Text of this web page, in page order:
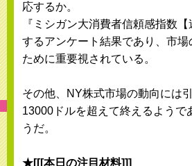
応するか。
『ミシガン大消費者信頼感指数
するアンケート結果であり、市
ために重要視されている。
その他、NY株式市場の動向には
13000ドルを超えて終えるよう
うだ。
★[[[本日の注目材料]]]